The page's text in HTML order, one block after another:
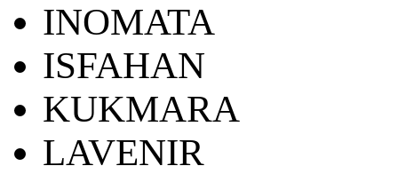
INOMATA
ISFAHAN
KUKMARA
LAVENIR